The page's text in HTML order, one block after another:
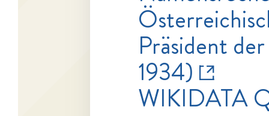
Präsident
1934)
WIKIDATA